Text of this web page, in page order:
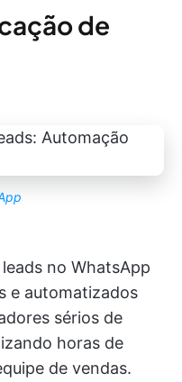
de
no WhatsApp
e automatizados
sérios de
horas de
de vendas.